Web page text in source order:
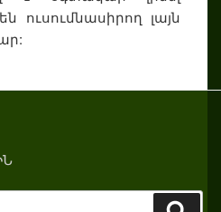
ուսումնասիրող լայն